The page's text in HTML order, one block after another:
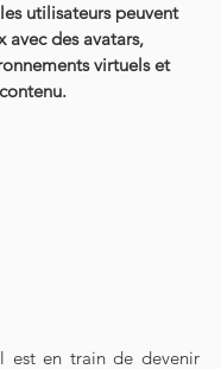
utilisateurs peuvent
avec des avatars,
virtuels et
est en train de devenir